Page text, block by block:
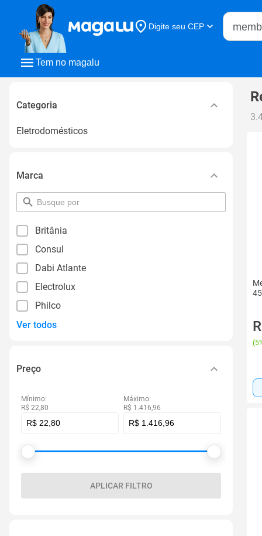
Tem no magalu
Digite seu CEP
Buscar
Categoria
Eletrodomésticos
Marca
pesquisar
por
Britânia
Consul
Dabi Atlante
Electrolux
Philco
Ver todos
Preço
Mínimo:
R$ 22,80
Máximo:
R$ 1.416,96
APLICAR FILTRO
(